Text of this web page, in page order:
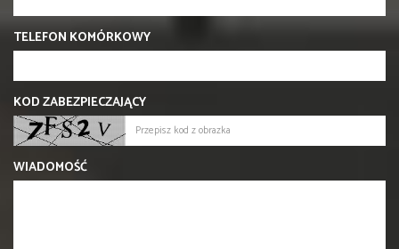
TELEFON KOMÓRKOWY
KOD ZABEZPIECZAJĄCY
WIADOMOŚĆ